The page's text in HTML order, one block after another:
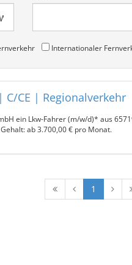
Internationaler
CE | Regionalverkehr
ein Lkw-Fahrer (m/w/d)* aus
ab 3.700,00 € pro Monat.
1